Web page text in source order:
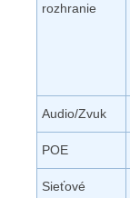
rozhranie
Audio/Zvuk
POE
Sieťové